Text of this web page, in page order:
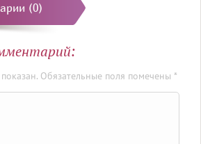
(0)
Обязательные поля помечены *